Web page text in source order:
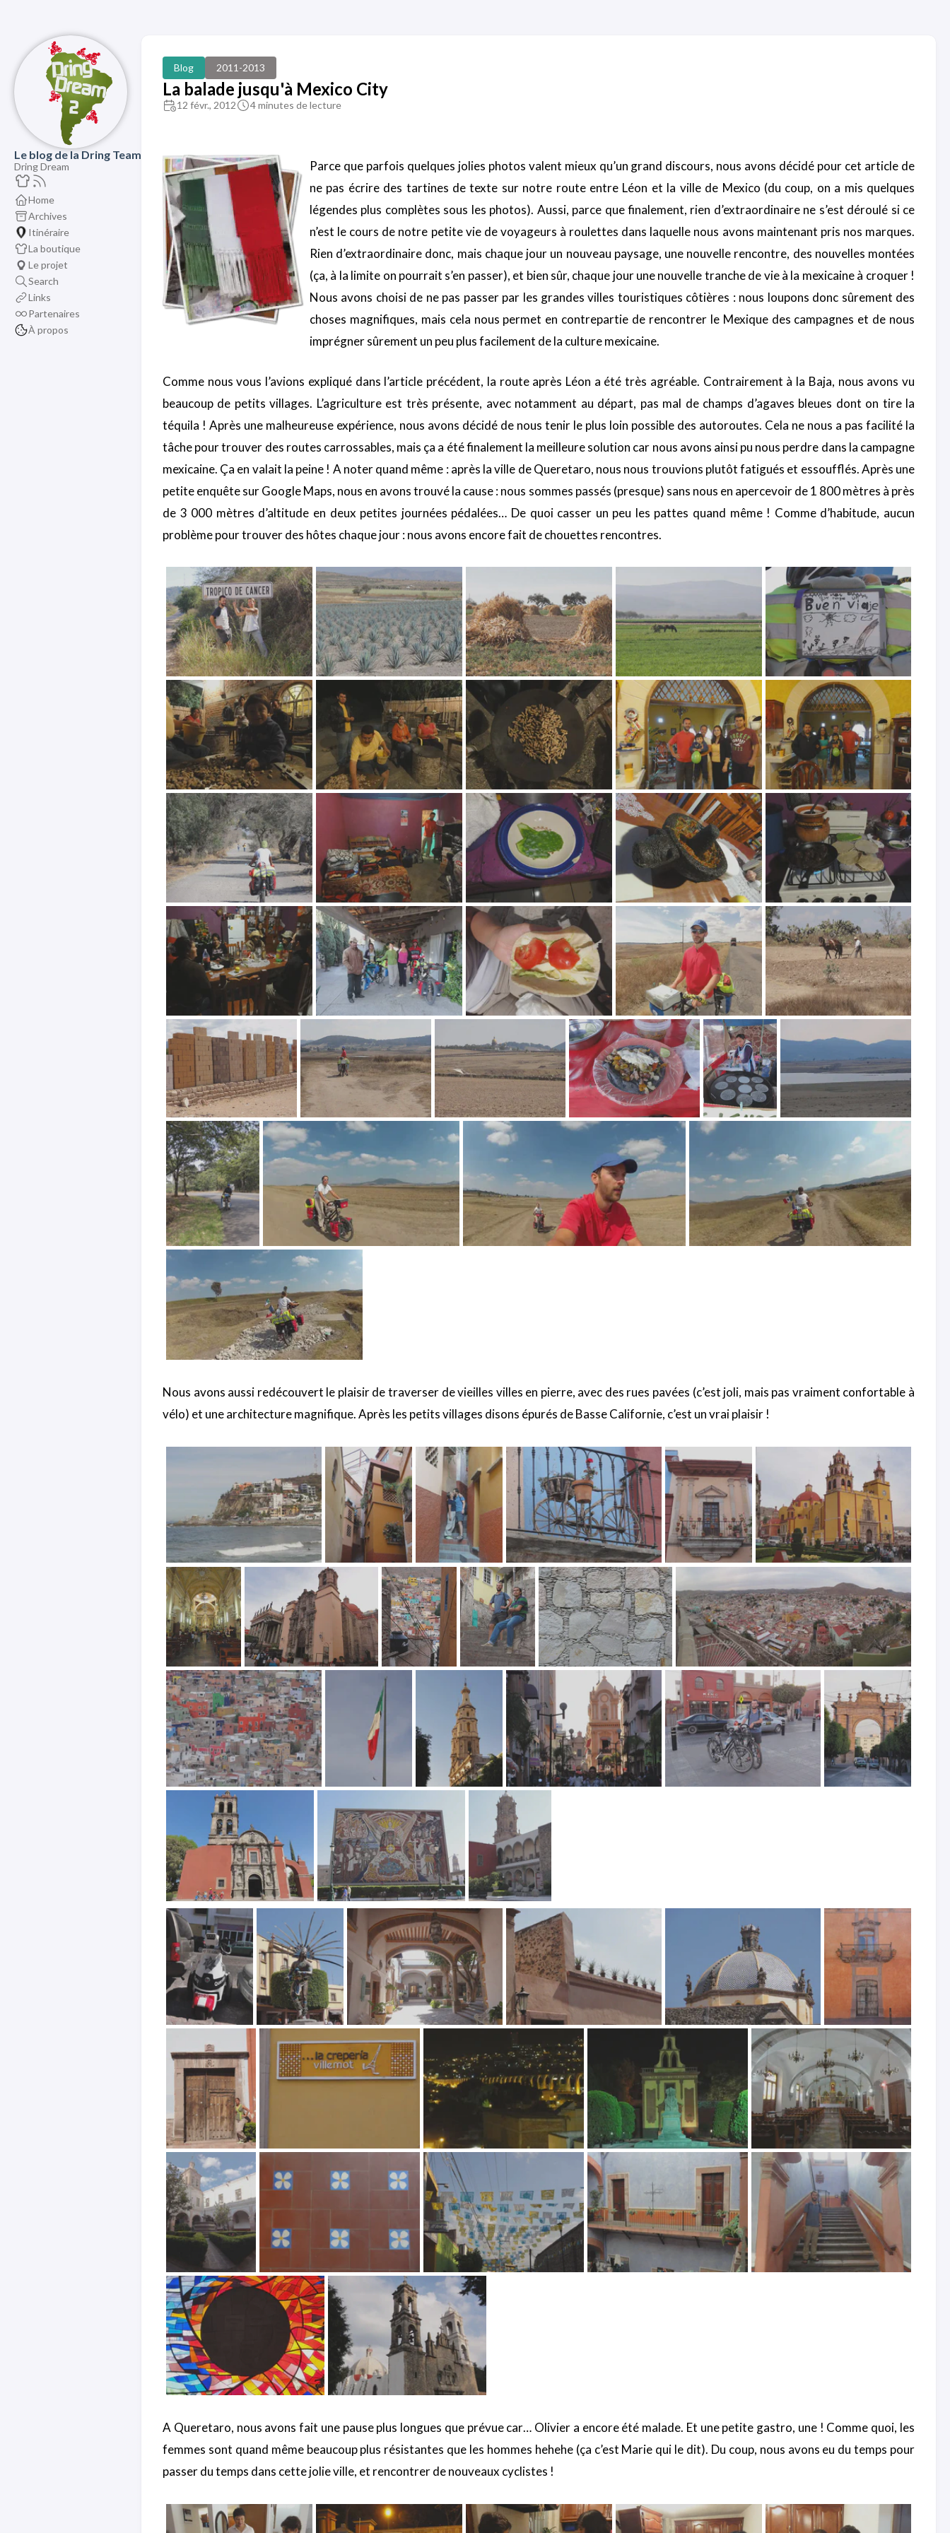
Le blog de la Dring Team
Dring Dream
Home
Archives
Itinéraire
La boutique
Le projet
Search
Links
Partenaires
À propos
Blog 2011-2013
La balade jusqu'à Mexico City
12 févr., 2012 4 minutes de lecture
Parce que parfois quelques jolies photos valent mieux qu’un grand discours, nous avons décidé pour cet article de
ne pas écrire des tartines de texte sur notre route entre Léon et la ville de Mexico (du coup, on a mis quelques
légendes plus complètes sous les photos). Aussi, parce que finalement, rien d’extraordinaire ne s’est déroulé si ce
n’est le cours de notre petite vie de voyageurs à roulettes dans laquelle nous avons maintenant pris nos marques.
Rien d’extraordinaire donc, mais chaque jour un nouveau paysage, une nouvelle rencontre, des nouvelles montées
(ça, à la limite on pourrait s’en passer), et bien sûr, chaque jour une nouvelle tranche de vie à la mexicaine à croquer !
Nous avons choisi de ne pas passer par les grandes villes touristiques côtières : nous loupons donc sûrement des
choses magnifiques, mais cela nous permet en contrepartie de rencontrer le Mexique des campagnes et de nous
imprégner sûrement un peu plus facilement de la culture mexicaine.
Comme nous vous l’avions expliqué dans l’article précédent, la route après Léon a été très agréable. Contrairement à la Baja, nous avons vu
beaucoup de petits villages. L’agriculture est très présente, avec notamment au départ, pas mal de champs d’agaves bleues dont on tire la
téquila ! Après une malheureuse expérience, nous avons décidé de nous tenir le plus loin possible des autoroutes. Cela ne nous a pas facilité la
tâche pour trouver des routes carrossables, mais ça a été finalement la meilleure solution car nous avons ainsi pu nous perdre dans la campagne
mexicaine. Ça en valait la peine ! A noter quand même : après la ville de Queretaro, nous nous trouvions plutôt fatigués et essoufflés. Après une
petite enquête sur Google Maps, nous en avons trouvé la cause : nous sommes passés (presque) sans nous en apercevoir de 1 800 mètres à près
de 3 000 mètres d’altitude en deux petites journées pédalées… De quoi casser un peu les pattes quand même ! Comme d’habitude, aucun
problème pour trouver des hôtes chaque jour : nous avons encore fait de chouettes rencontres.
Nous avons aussi redécouvert le plaisir de traverser de vieilles villes en pierre, avec des rues pavées (c’est joli, mais pas vraiment confortable à
vélo) et une architecture magnifique. Après les petits villages disons épurés de Basse Californie, c’est un vrai plaisir !
A Queretaro, nous avons fait une pause plus longues que prévue car… Olivier a encore été malade. Et une petite gastro, une ! Comme quoi, les
femmes sont quand même beaucoup plus résistantes que les hommes hehehe (ça c’est Marie qui le dit). Du coup, nous avons eu du temps pour
passer du temps dans cette jolie ville, et rencontrer de nouveaux cyclistes !